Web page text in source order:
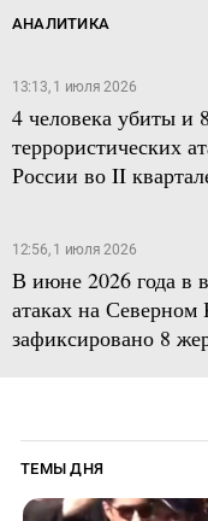
АНАЛИТИКА
13:13, 1 июля 2026
4 человека убиты
террористических
России во II
12:56, 1 июля 2026
В июне 2026 года в
атаках на Северном
зафиксировано 8
ТЕМЫ ДНЯ